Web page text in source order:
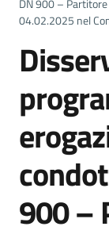
04.02.2025 nel
900 –